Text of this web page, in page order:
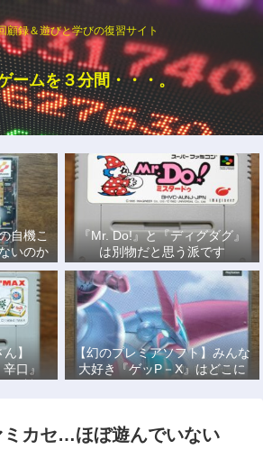
顧録＆遊びと学びの復習サイト
ームを３分間・・・。
自機こ
いのか
『Mr. Do!』と『ディグダグ』
は別物だと思う派です
】
口』
て戦っ
【幻のプレミアソフト】みんな
大好き『ゲッP－X』はどこに
もない！
ミカセ…ほぼ遊んでいない